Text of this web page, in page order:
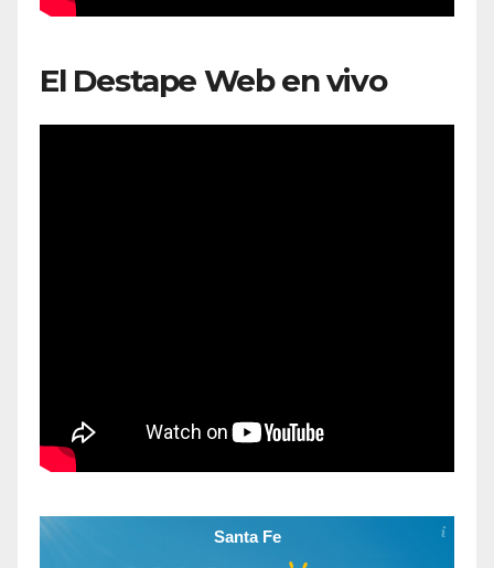
El Destape Web en vivo
Santa Fe